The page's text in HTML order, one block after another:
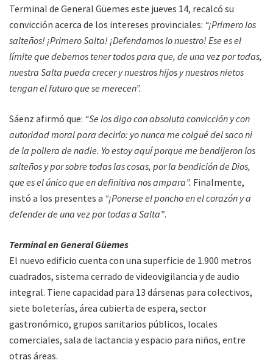
Terminal de General Güemes este jueves 14, recalcó su
convicción acerca de los intereses provinciales: “¡Primero los
salteños! ¡Primero Salta! ¡Defendamos lo nuestro! Ese es el
límite que debemos tener todos para que, de una vez por todas,
nuestra Salta pueda crecer y nuestros hijos y nuestros nietos
tengan el futuro que se merecen”.
Sáenz afirmó que: “Se los digo con absoluta convicción y con
autoridad moral para decirlo: yo nunca me colgué del saco ni
de la pollera de nadie. Yo estoy aquí porque me bendijeron los
salteños y por sobre todas las cosas, por la bendición de Dios,
que es el único que en definitiva nos ampara”. Finalmente,
instó a los presentes a “¡Ponerse el poncho en el corazón y a
defender de una vez por todas a Salta”.
Terminal en General Güemes
El nuevo edificio cuenta con una superficie de 1.900 metros
cuadrados, sistema cerrado de videovigilancia y de audio
integral. Tiene capacidad para 13 dársenas para colectivos,
siete boleterías, área cubierta de espera, sector
gastronómico, grupos sanitarios públicos, locales
comerciales, sala de lactancia y espacio para niños, entre
otras áreas.